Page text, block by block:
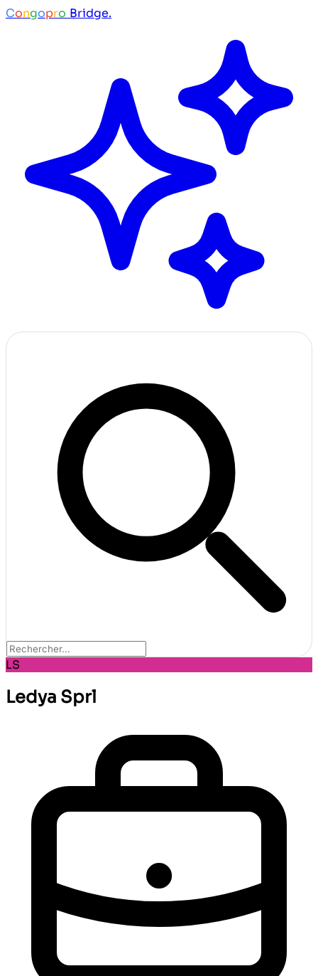
Congopro Bridge.
LS
Ledya Sprl